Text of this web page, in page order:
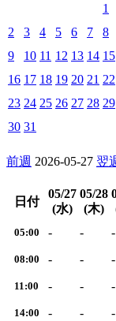
1
2
3 4 5 6 7
8
9
10 11 12 13 14 15
16 17 18 19 20 21 22
23 24 25 26 27 28 29
30 31
前週 2026-05-27 翌
日付
05/27
(水)
05/28
(木)
05:00 - - -
08:00 - - -
11:00 - - -
14:00 - - -